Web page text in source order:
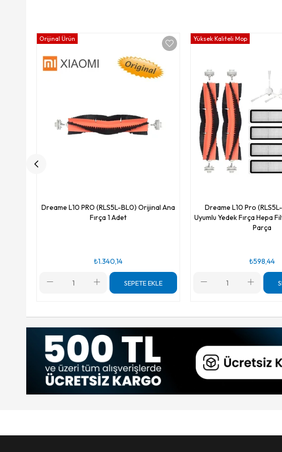
Dreame L10 PRO (RLS5L-BL0) Orijinal Ana
Fırça 1 Adet
₺1.340,14
SEPETE EKLE
Orijinal Ürün
Dreame L10 Pro
Uyumlu Yedek Fırça Hepa
Parça
₺598,44
Yüksek Kaliteli Mop